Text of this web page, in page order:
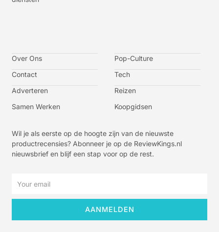
-
f
c
e
o
o
-
t
i
t
e
r
-
s
g
r
m
-
-
u
b
Over Ons
Contact
Adverteren
Samen Werken
Pop-Culture
Tech
Reizen
Koopgidsen
Wil je als eerste op de hoogte zijn van de nieuwste
productrecensies? Abonneer je op de ReviewKings.nl
nieuwsbrief en blijf een stap voor op de rest.
AANMELDEN